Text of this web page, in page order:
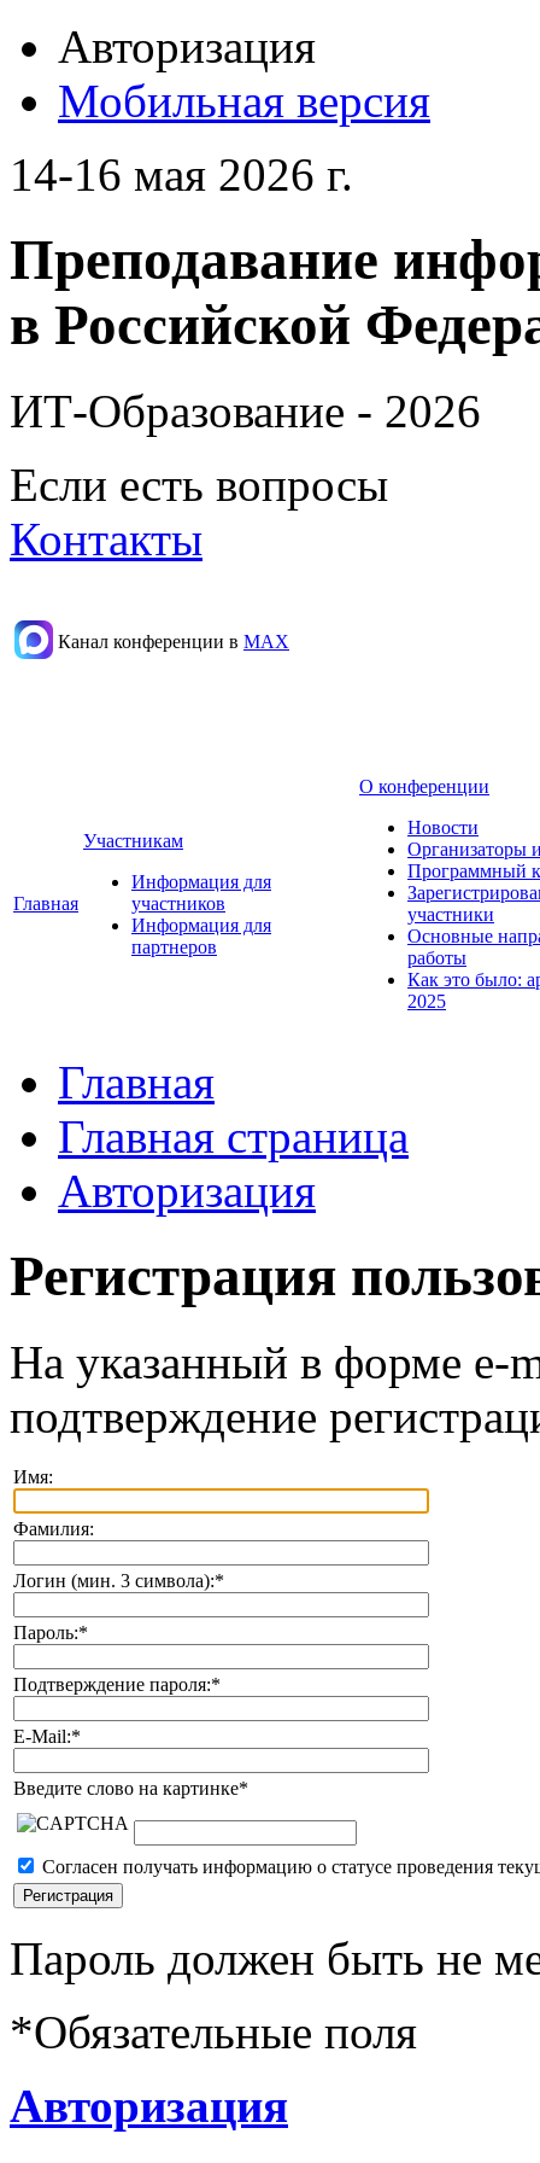
Авторизация
Мобильная версия
14-16 мая 2026 г.
Преподавание
в Российской
ИТ-Образование - 2026
Если есть вопросы
Контакты
Канал конференции в МАХ
Главная
Участникам
Информация для
участников
Информация для
партнеров
О конференции
Новости
Организаторы
Программный
участники
Основные
работы
Как это было:
2025
Главная
Главная страница
Авторизация
Регистрация
На указанный в форме e-
подтверждение
Имя:
Фамилия:
Логин (мин. 3 символа):*
Пароль:*
Подтверждение пароля:*
E-Mail:*
Введите слово на картинке*
Согласен получать информацию о статусе проведения
Пароль должен быть не
*Обязательные поля
Авторизация